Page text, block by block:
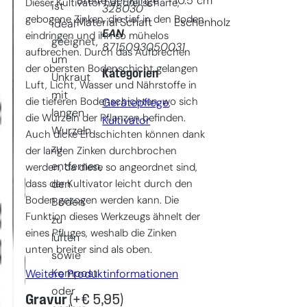
Dieser Kultivator hat drei scharfe,
gebogene Zinken, die tief in den Boden
eindringen und ihn so mühelos
aufbrechen. Durch das Aufbrechen
der obersten Bodenschicht gelangen
Luft, Licht, Wasser und Nährstoffe in
die tieferen Bodenschichten, wo sich
die Wurzeln der Pflanzen befinden.
Auch dicke Erdschichten können dank
der langen Zinken durchbrochen
werden, da diese so angeordnet sind,
dass der Kultivator leicht durch den
Boden gezogen werden kann. Die
Funktion dieses Werkzeugs ähnelt der
eines Pfluges, weshalb die Zinken
unten breiter sind als oben.
Weitere Produktinformationen
Gravur(+€ 5,95)
ist
ideal
geeignet,
um
Unkraut
mit
langen
Wurzeln
zu
entfernen,
den
Boden
zu
lüften
sowie
Kompost
oder
Material Schaft Eschenholz
328030
EAN
8715093050031
Kategorien
Gerätepflege,
Kultivator